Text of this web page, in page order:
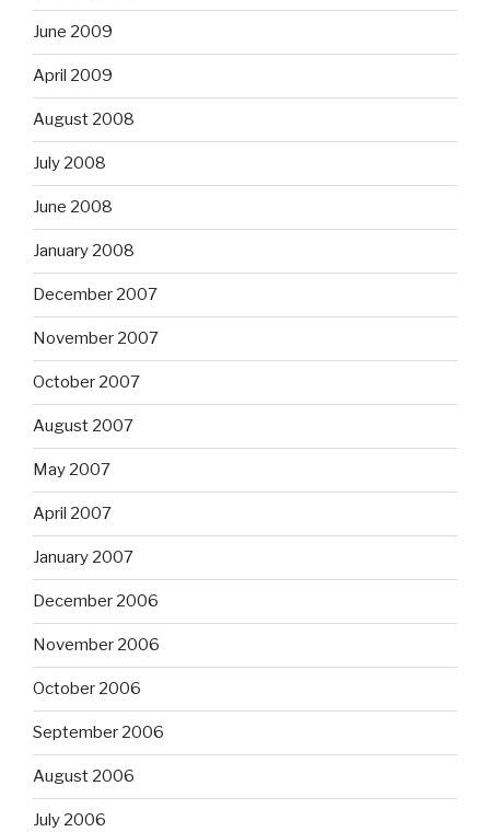
June 2009
April 2009
August 2008
July 2008
June 2008
January 2008
December 2007
November 2007
October 2007
August 2007
May 2007
April 2007
January 2007
December 2006
November 2006
October 2006
September 2006
August 2006
July 2006